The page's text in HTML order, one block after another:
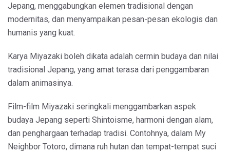
Jepang, menggabungkan elemen tradisional dengan
modernitas, dan menyampaikan pesan-pesan ekologis dan
humanis yang kuat.
Karya Miyazaki boleh dikata adalah cermin budaya dan nilai
tradisional Jepang, yang amat terasa dari penggambaran
dalam animasinya.
Film-film Miyazaki seringkali menggambarkan aspek
budaya Jepang seperti Shintoisme, harmoni dengan alam,
dan penghargaan terhadap tradisi. Contohnya, dalam My
Neighbor Totoro, dimana ruh hutan dan tempat-tempat suci